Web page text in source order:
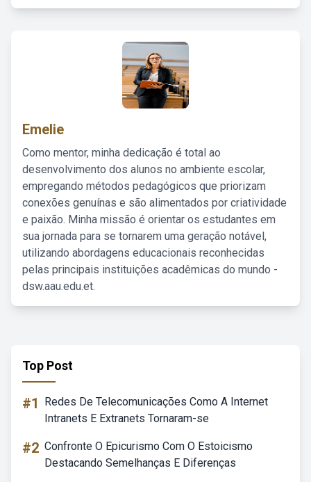
Emelie
Como mentor, minha dedicação é total ao
desenvolvimento dos alunos no ambiente escolar,
empregando métodos pedagógicos que priorizam
conexões genuínas e são alimentados por criatividade
e paixão. Minha missão é orientar os estudantes em
sua jornada para se tornarem uma geração notável,
utilizando abordagens educacionais reconhecidas
pelas principais instituições acadêmicas do mundo -
dsw.aau.edu.et.
Top Post
#1
Redes De Telecomunicações Como A Internet
Intranets E Extranets Tornaram-se
#2 Confronte O Epicurismo Com O Estoicismo
Destacando Semelhanças E Diferenças